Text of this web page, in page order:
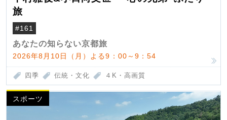
旅
#161
あなたの知らない京都旅
2026年8月10日（月）よる9：00～9：54
四季 伝統・文化 ４K・高画質
スポーツ